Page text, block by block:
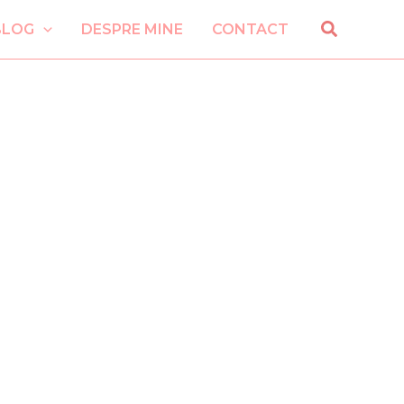
DESPRE MINE CONTACT Search